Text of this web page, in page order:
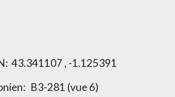
43.341107 , -1.125391
B3-281 (vue 6)